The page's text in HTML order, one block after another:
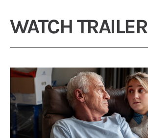
WATCH TRAILER